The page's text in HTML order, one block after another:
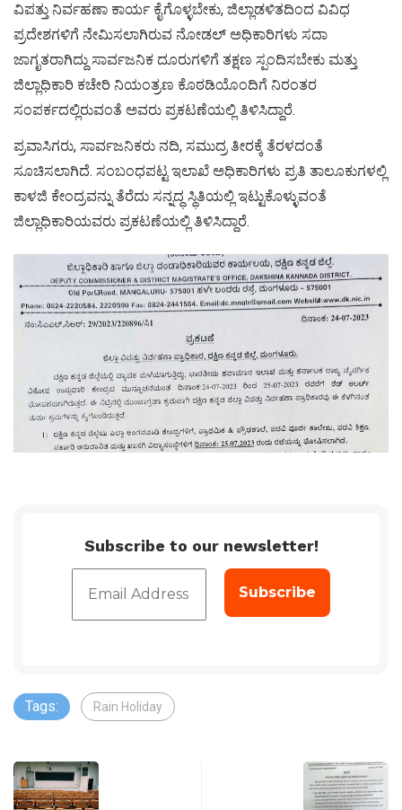
ವಿಪತ್ತು ನಿರ್ವಹಣಾ ಕಾರ್ಯ ಕೈಗೊಳ್ಳಬೇಕು, ಜಿಲ್ಲಾಡಳಿತದಿಂದ ವಿವಿಧ
ಪ್ರದೇಶಗಳಿಗೆ ನೇಮಿಸಲಾಗಿರುವ ನೋಡಲ್ ಅಧಿಕಾರಿಗಳು ಸದಾ
ಜಾಗೃತರಾಗಿದ್ದು ಸಾರ್ವಜನಿಕ ದೂರುಗಳಿಗೆ ತಕ್ಷಣ ಸ್ಪಂದಿಸಬೇಕು ಮತ್ತು
ಜಿಲ್ಲಾಧಿಕಾರಿ ಕಚೇರಿ ನಿಯಂತ್ರಣ ಕೊಠಡಿಯೊಂದಿಗೆ ನಿರಂತರ
ಸಂಪರ್ಕದಲ್ಲಿರುವಂತೆ ಅವರು ಪ್ರಕಟಣೆಯಲ್ಲಿ ತಿಳಿಸಿದ್ದಾರೆ.
ಪ್ರವಾಸಿಗರು, ಸಾರ್ವಜನಿಕರು ನದಿ, ಸಮುದ್ರ ತೀರಕ್ಕೆ ತೆರಳದಂತೆ
ಸೂಚಿಸಲಾಗಿದೆ. ಸಂಬಂಧಪಟ್ಟ ಇಲಾಖೆ ಅಧಿಕಾರಿಗಳು ಪ್ರತಿ ತಾಲೂಕುಗಳಲ್ಲಿ
ಕಾಳಜಿ ಕೇಂದ್ರವನ್ನು ತೆರೆದು ಸನ್ನದ್ಧ ಸ್ಥಿತಿಯಲ್ಲಿ ಇಟ್ಟುಕೊಳ್ಳುವಂತೆ
ಜಿಲ್ಲಾಧಿಕಾರಿಯವರು ಪ್ರಕಟಣೆಯಲ್ಲಿ ತಿಳಿಸಿದ್ದಾರೆ.
Subscribe to our newsletter!
Tags: Rain Holiday